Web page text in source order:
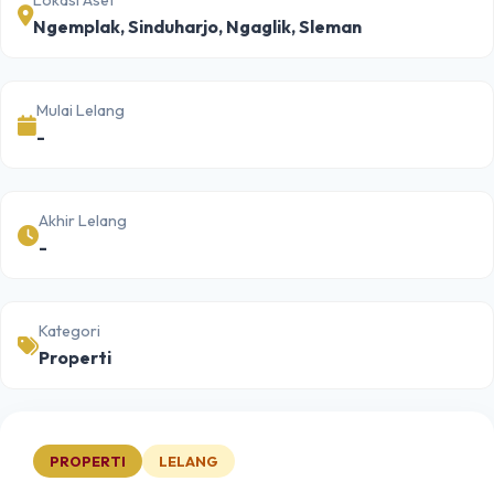
Ngemplak, Sinduharjo, Ngaglik, Sleman
Mulai Lelang
-
Akhir Lelang
-
Kategori
Properti
PROPERTI LELANG